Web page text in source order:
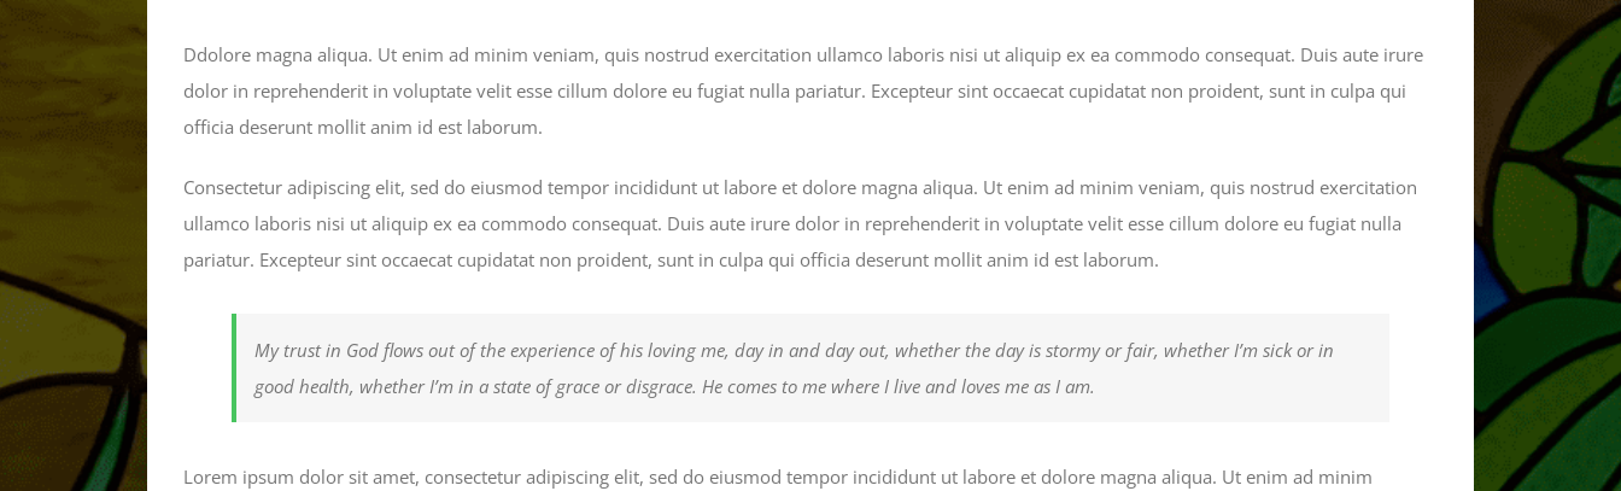
Ddolore magna aliqua. Ut enim ad minim veniam, quis nostrud exercitation ullamco laboris nisi ut aliquip ex ea commodo consequat. Duis aute irure
dolor in reprehenderit in voluptate velit esse cillum dolore eu fugiat nulla pariatur. Excepteur sint occaecat cupidatat non proident, sunt in culpa qui
officia deserunt mollit anim id est laborum.
Consectetur adipiscing elit, sed do eiusmod tempor incididunt ut labore et dolore magna aliqua. Ut enim ad minim veniam, quis nostrud exercitation
ullamco laboris nisi ut aliquip ex ea commodo consequat. Duis aute irure dolor in reprehenderit in voluptate velit esse cillum dolore eu fugiat nulla
pariatur. Excepteur sint occaecat cupidatat non proident, sunt in culpa qui officia deserunt mollit anim id est laborum.
My trust in God flows out of the experience of his loving me, day in and day out, whether the day is stormy or fair, whether I’m sick or in
good health, whether I’m in a state of grace or disgrace. He comes to me where I live and loves me as I am.
Lorem ipsum dolor sit amet, consectetur adipiscing elit, sed do eiusmod tempor incididunt ut labore et dolore magna aliqua. Ut enim ad minim